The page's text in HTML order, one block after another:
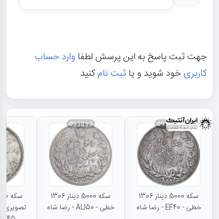
جهت ثبت پاسخ به این پرسش لطفا وارد حساب
کاربریخود شوید و یاثبت نامکنید
093834
سکه 5000 دینار 1306
خطی - EF40 - رضا شاه
093833
سکه 5000 دینار 1306
خطی - AU50 - رضا شاه
تصویری -